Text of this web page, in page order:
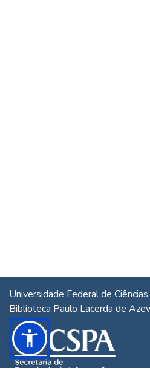
Universidade Federal de
Biblioteca Paulo Lacerda de